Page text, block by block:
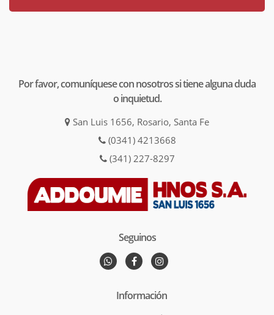
Por favor, comuníquese con nosotros si tiene alguna duda
o inquietud.
San Luis 1656, Rosario, Santa Fe
(0341) 4213668
(341) 227-8297
Seguinos
Información